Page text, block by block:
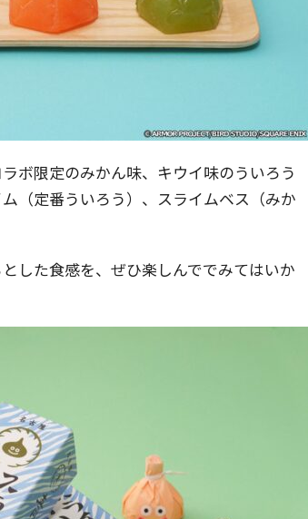
ボ限定のみかん味、キウイ味のういろう
（定番ういろう）、スライムベス（みか
した食感を、ぜひ楽しんででみてはいか